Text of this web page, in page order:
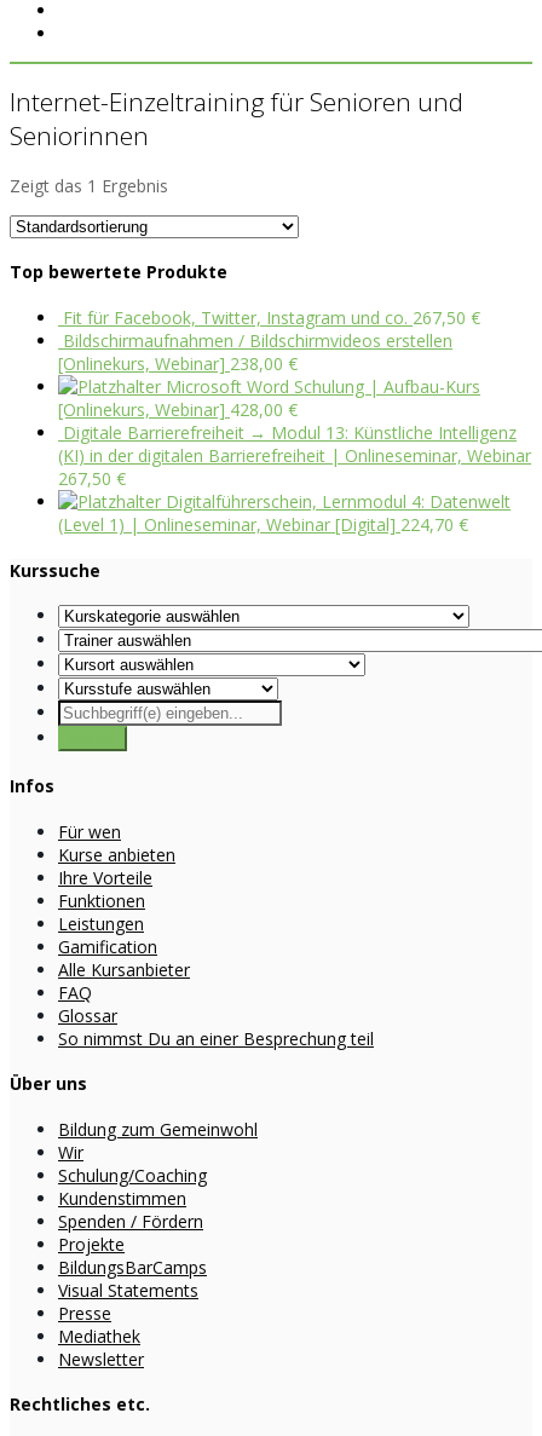
Internet-Einzeltraining für Senioren und
Seniorinnen
Zeigt das 1 Ergebnis
Top bewertete Produkte
Fit für Facebook, Twitter, Instagram und co. 267,50 €
Bildschirmaufnahmen / Bildschirmvideos erstellen
[Onlinekurs, Webinar] 238,00 €
Microsoft Word Schulung | Aufbau-Kurs
[Onlinekurs, Webinar] 428,00 €
Digitale Barrierefreiheit → Modul 13: Künstliche Intelligenz
(KI) in der digitalen Barrierefreiheit | Onlineseminar, Webinar
267,50 €
Digitalführerschein, Lernmodul 4: Datenwelt
(Level 1) | Onlineseminar, Webinar [Digital] 224,70 €
Kurssuche
Infos
Für wen
Kurse anbieten
Ihre Vorteile
Funktionen
Leistungen
Gamification
Alle Kursanbieter
FAQ
Glossar
So nimmst Du an einer Besprechung teil
Über uns
Bildung zum Gemeinwohl
Wir
Schulung/Coaching
Kundenstimmen
Spenden / Fördern
Projekte
BildungsBarCamps
Visual Statements
Presse
Mediathek
Newsletter
Rechtliches etc.